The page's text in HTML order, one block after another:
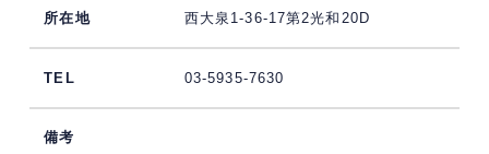
西大泉1-36-17第2光和20D
03-5935-7630